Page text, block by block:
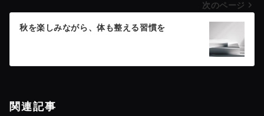
ナ
ー
次のページ
秋を楽しみながら、体も整える習慣を
関連記事